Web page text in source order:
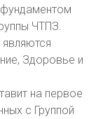
фундаментом
ЧТПЗ.
Здоровье и
на первое
с Группой